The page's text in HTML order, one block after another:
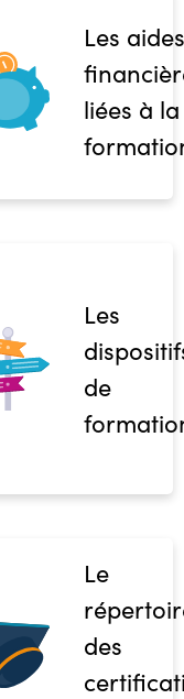
Les aides
liées à la
Les
de
Le
des